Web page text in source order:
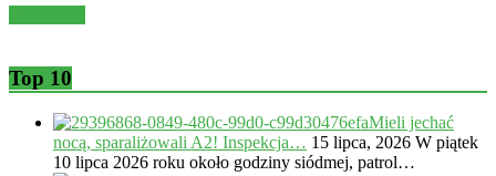
Top 10
Mieli jechać
nocą, sparaliżowali A2! Inspekcja… 15 lipca, 2026 W piątek
10 lipca 2026 roku około godziny siódmej, patrol…